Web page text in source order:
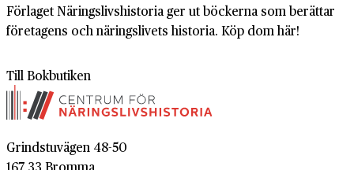
Förlaget Näringslivshistoria ger ut böckerna som berättar
företagens och näringslivets historia. Köp dom här!
Till Bokbutiken
Grindstuvägen 48-50